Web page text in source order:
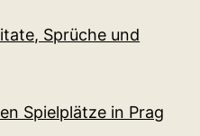
Sprüche und
Spielplätze in Prag